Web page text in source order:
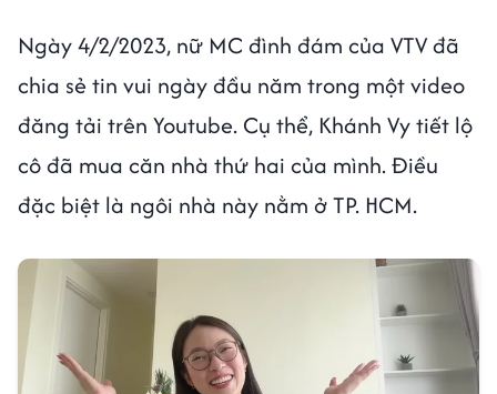
Ngày 4/2/2023, nữ MC đình đám của VTV đã
chia sẻ tin vui ngày đầu năm trong một video
đăng tải trên Youtube. Cụ thể, Khánh Vy tiết lộ
cô đã mua căn nhà thứ hai của mình. Điều
đặc biệt là ngôi nhà này nằm ở TP. HCM.